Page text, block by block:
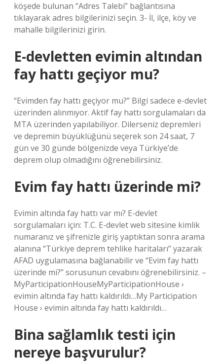
köşede bulunan “Adres Talebi” bağlantısına
tıklayarak adres bilgilerinizi seçin. 3- İl, ilçe, köy ve
mahalle bilgilerinizi girin.
E-devletten evimin altından
fay hattı geçiyor mu?
“Evimden fay hattı geçiyor mu?” Bilgi sadece e-devlet
üzerinden alınmıyor. Aktif fay hattı sorgulamaları da
MTA üzerinden yapılabiliyor. Dilerseniz depremleri
ve depremin büyüklüğünü seçerek son 24 saat, 7
gün ve 30 günde bölgenizde veya Türkiye’de
deprem olup olmadığını öğrenebilirsiniz.
Evim fay hattı üzerinde mi?
Evimin altında fay hattı var mı? E-devlet
sorgulamaları için: T.C. E-devlet web sitesine kimlik
numaranız ve şifrenizle giriş yaptıktan sonra arama
alanına “Türkiye deprem tehlike haritaları” yazarak
AFAD uygulamasına bağlanabilir ve “Evim fay hattı
üzerinde mi?” sorusunun cevabını öğrenebilirsiniz. –
MyParticipationHouseMyParticipationHouse ›
evimin altında fay hattı kaldırıldı…My Participation
House › evimin altında fay hattı kaldırıldı…
Bina sağlamlık testi için
nereye başvurulur?